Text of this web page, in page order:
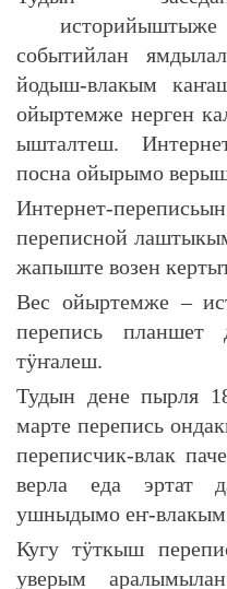
событийлан
йодыш-влакым
ойыртемже нерген
ышталтеш.
посна ойырымо
Интернет-
переписной
жапыште возен
Вес ойыртемже –
перепись планшет
тӱҥалеш.
Тудын дене пырля
марте перепись
переписчик-влак
верла еда эртат
ушныдымо еҥ-
Кугу тӱткыш
уверым